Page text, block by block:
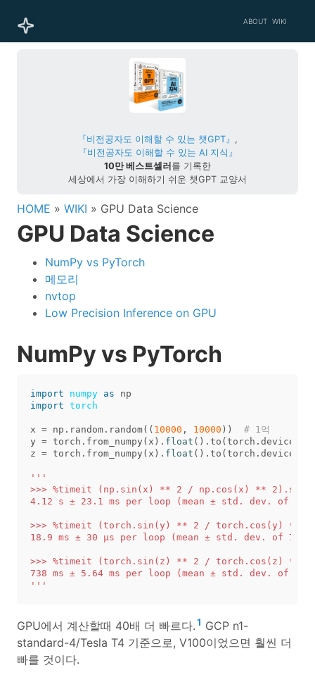
ABOUT WIKI
『비전공자도 이해할 수 있는 챗GPT』 ,
『비전공자도 이해할 수 있는 AI 지식』
10만 베스트셀러 를 기록한
세상에서 가장 이해하기 쉬운 챗GPT 교양서
HOME » WIKI » GPU Data Science
GPU Data Science
NumPy vs PyTorch
메모리
nvtop
Low Precision Inference on GPU
NumPy vs PyTorch
import numpy as
np
import
torch
x = np . random . random(( 10000 , 10000 ))
y
= torch . from_numpy ( x ). float ().to (torch .device
z
= torch . from_numpy ( x ). float ().to (torch .device
'''
>>> %timeit (np.sin(x) ** 2 / np.cos(x) **
4.12 s ± 23.1 ms per loop (mean ± std. dev. of 7
>>> %timeit (torch.sin(y) ** 2 / torch.cos(y) **
18.9 ms ± 30 µs per loop (mean ± std. dev. of 7
>>> %timeit (torch.sin(z) ** 2 / torch.cos(z) **
738 ms ± 5.64 ms per loop (mean ± std. dev. of 7
'''
GPU에서 계산할때 40배 더 빠르다.1 GCP n1-
standard-4/Tesla T4 기준으로, V100이었으면 훨씬 더
빠를 것이다.